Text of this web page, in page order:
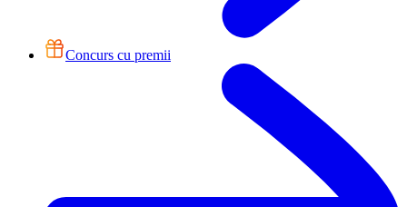
Concurs cu premii